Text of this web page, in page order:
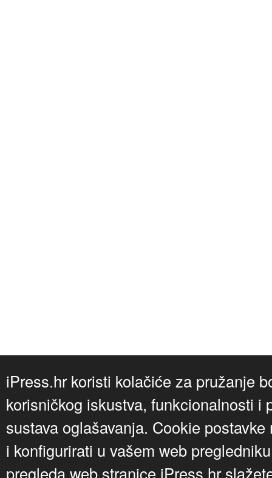
iPress.hr koristi kolačiće za pružanje
korisničkog iskustva, funkcionalnosti i
sustava oglašavanja. Cookie
i konfigurirati u vašem web
pregleda web stranice iPress.hr